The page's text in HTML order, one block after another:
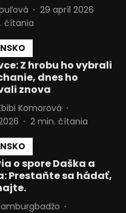
29 apríl 2026
čítania
Z hrobu ho vybrali
dnes ho
znova
Komorová
2 min. čítania
o spore Daška a
Prestaňte sa hádať,